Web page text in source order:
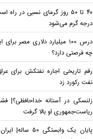
درجه گرم می‌شود
درس ۱۰۰ میلیارد دلاری مصر
چه فرصتی دارد؟
رقم تاریخی اجاره نفتکش برای
نفت رکورد زد
زلنسکی در آستانه خداحافظی؟|
ریاست‌جمهوری او بالا گرفت
پایان یک وابستگی